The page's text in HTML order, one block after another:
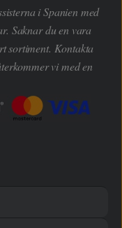
i Spanien med
Saknar du en vara
sortiment. Kontakta
vi med en